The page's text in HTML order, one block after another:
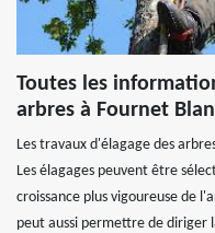
Toutes les
arbres à Fournet
Les travaux d'élagage des
Les élagages peuvent être
croissance plus vigoureuse de
peut aussi permettre de diriger